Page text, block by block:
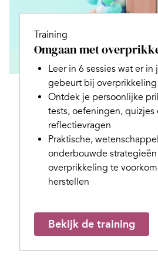
Training
Omgaan met
Leer in 6 sessies wat er
gebeurt bij overprikkeling
Ontdek je persoonlijke
tests, oefeningen, quizjes
reflectievragen
Praktische,
onderbouwde
overprikkeling te
herstellen
Bekijk de training